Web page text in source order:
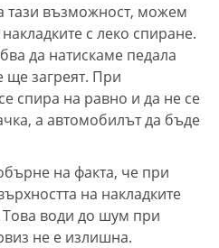
тази възможност, можем
с леко спиране.
да натискаме педала
ще загреят. При
спира на равно и да не се
а автомобилът да бъде
на факта, че при
на накладките
води до шум при
не е излишна.